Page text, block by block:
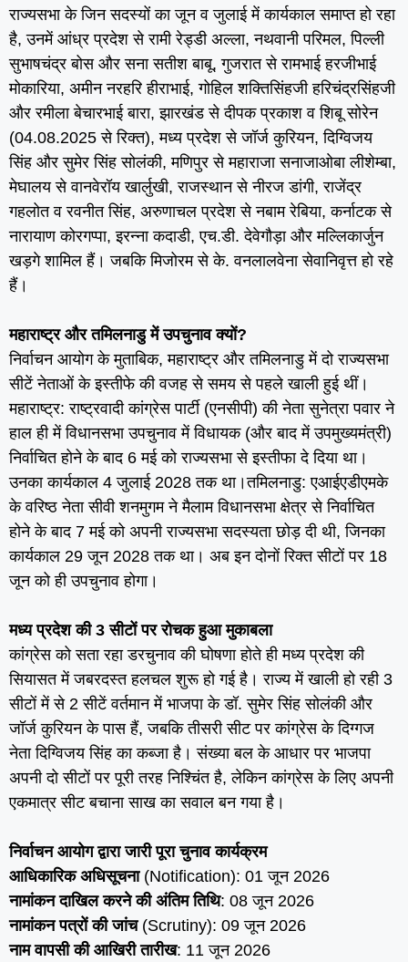
राज्यसभा के जिन सदस्यों का जून व जुलाई में कार्यकाल समाप्त हो रहा
है, उनमें आंध्र प्रदेश से रामी रेड्डी अल्ला, नथवानी परिमल, पिल्ली
सुभाषचंद्र बोस और सना सतीश बाबू, गुजरात से रामभाई हरजीभाई
मोकारिया, अमीन नरहरि हीराभाई, गोहिल शक्तिसिंहजी हरिचंद्रसिंहजी
और रमीला बेचारभाई बारा, झारखंड से दीपक प्रकाश व शिबू सोरेन
(04.08.2025 से रिक्त), मध्य प्रदेश से जॉर्ज कुरियन, दिग्विजय
सिंह और सुमेर सिंह सोलंकी, मणिपुर से महाराजा सनाजाओबा लीशेम्बा,
मेघालय से वानवेरॉय खार्लुखी, राजस्थान से नीरज डांगी, राजेंद्र
गहलोत व रवनीत सिंह, अरुणाचल प्रदेश से नबाम रेबिया, कर्नाटक से
नारायाण कोरगप्पा, इरन्ना कदाडी, एच.डी. देवेगौड़ा और मल्लिकार्जुन
खड़गे शामिल हैं। जबकि मिजोरम से के. वनलालवेना सेवानिवृत्त हो रहे
हैं।
महाराष्ट्र और तमिलनाडु में उपचुनाव क्यों?
निर्वाचन आयोग के मुताबिक, महाराष्ट्र और तमिलनाडु में दो राज्यसभा
सीटें नेताओं के इस्तीफे की वजह से समय से पहले खाली हुई थीं।
महाराष्ट्र: राष्ट्रवादी कांग्रेस पार्टी (एनसीपी) की नेता सुनेत्रा पवार ने
हाल ही में विधानसभा उपचुनाव में विधायक (और बाद में उपमुख्यमंत्री)
निर्वाचित होने के बाद 6 मई को राज्यसभा से इस्तीफा दे दिया था।
उनका कार्यकाल 4 जुलाई 2028 तक था।तमिलनाडु: एआईएडीएमके
के वरिष्ठ नेता सीवी शनमुगम ने मैलाम विधानसभा क्षेत्र से निर्वाचित
होने के बाद 7 मई को अपनी राज्यसभा सदस्यता छोड़ दी थी, जिनका
कार्यकाल 29 जून 2028 तक था। अब इन दोनों रिक्त सीटों पर 18
जून को ही उपचुनाव होगा।
मध्य प्रदेश की 3 सीटों पर रोचक हुआ मुकाबला
कांग्रेस को सता रहा डरचुनाव की घोषणा होते ही मध्य प्रदेश की
सियासत में जबरदस्त हलचल शुरू हो गई है। राज्य में खाली हो रही 3
सीटों में से 2 सीटें वर्तमान में भाजपा के डॉ. सुमेर सिंह सोलंकी और
जॉर्ज कुरियन के पास हैं, जबकि तीसरी सीट पर कांग्रेस के दिग्गज
नेता दिग्विजय सिंह का कब्जा है। संख्या बल के आधार पर भाजपा
अपनी दो सीटों पर पूरी तरह निश्चिंत है, लेकिन कांग्रेस के लिए अपनी
एकमात्र सीट बचाना साख का सवाल बन गया है।
निर्वाचन आयोग द्वारा जारी पूरा चुनाव कार्यक्रम
आधिकारिक अधिसूचना(Notification): 01 जून 2026
नामांकन दाखिल करने की अंतिम तिथि: 08 जून 2026
नामांकन पत्रों की जांच(Scrutiny): 09 जून 2026
नाम वापसी की आखिरी तारीख: 11 जून 2026